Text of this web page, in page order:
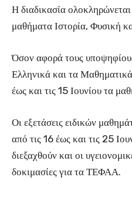
Η διαδικασία
μαθήματα Ιστορία, Φυσική
Όσον αφορά τους
Ελληνικά και τα
έως και τις 15 Ιουνίου τα
Οι εξετάσεις ειδικών
από τις 16 έως και τις 25
διεξαχθούν και οι
δοκιμασίες για τα ΤΕΦΑΑ.